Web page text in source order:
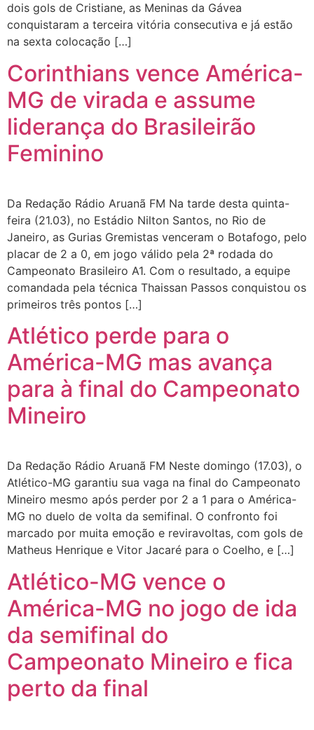
dois gols de Cristiane, as Meninas da Gávea
conquistaram a terceira vitória consecutiva e já estão
na sexta colocação […]
Corinthians vence América-
MG de virada e assume
liderança do Brasileirão
Feminino
Da Redação Rádio Aruanã FM Na tarde desta quinta-
feira (21.03), no Estádio Nilton Santos, no Rio de
Janeiro, as Gurias Gremistas venceram o Botafogo, pelo
placar de 2 a 0, em jogo válido pela 2ª rodada do
Campeonato Brasileiro A1. Com o resultado, a equipe
comandada pela técnica Thaissan Passos conquistou os
primeiros três pontos […]
Atlético perde para o
América-MG mas avança
para à final do Campeonato
Mineiro
Da Redação Rádio Aruanã FM Neste domingo (17.03), o
Atlético-MG garantiu sua vaga na final do Campeonato
Mineiro mesmo após perder por 2 a 1 para o América-
MG no duelo de volta da semifinal. O confronto foi
marcado por muita emoção e reviravoltas, com gols de
Matheus Henrique e Vitor Jacaré para o Coelho, e […]
Atlético-MG vence o
América-MG no jogo de ida
da semifinal do
Campeonato Mineiro e fica
perto da final